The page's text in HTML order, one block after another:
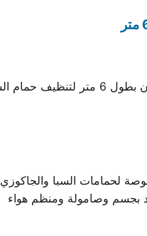
السباحة
هواء 3/4 بوصة لحمامات السبا
بجسم وصامولة ومنظم هواء